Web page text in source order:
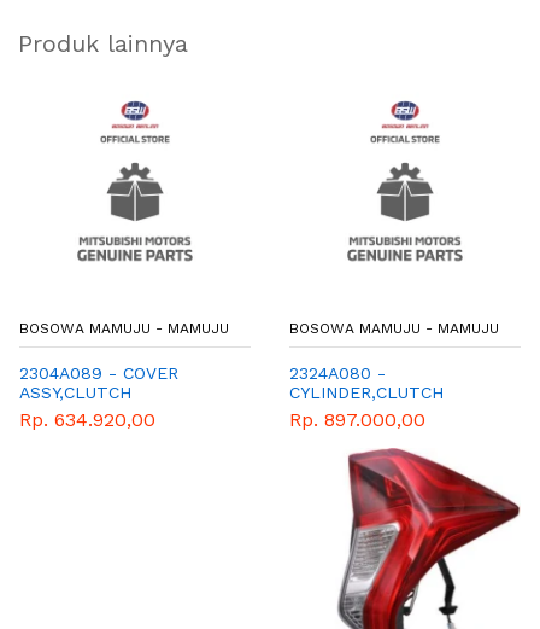
Produk lainnya
BOSOWA MAMUJU - MAMUJU
2304A089 - COVER
ASSY,CLUTCH
Rp. 634.920,00
BOSOWA MAMUJU - MAMUJU
2324A080 -
CYLINDER,CLUTCH
RELEASE CONCEN
Rp. 897.000,00